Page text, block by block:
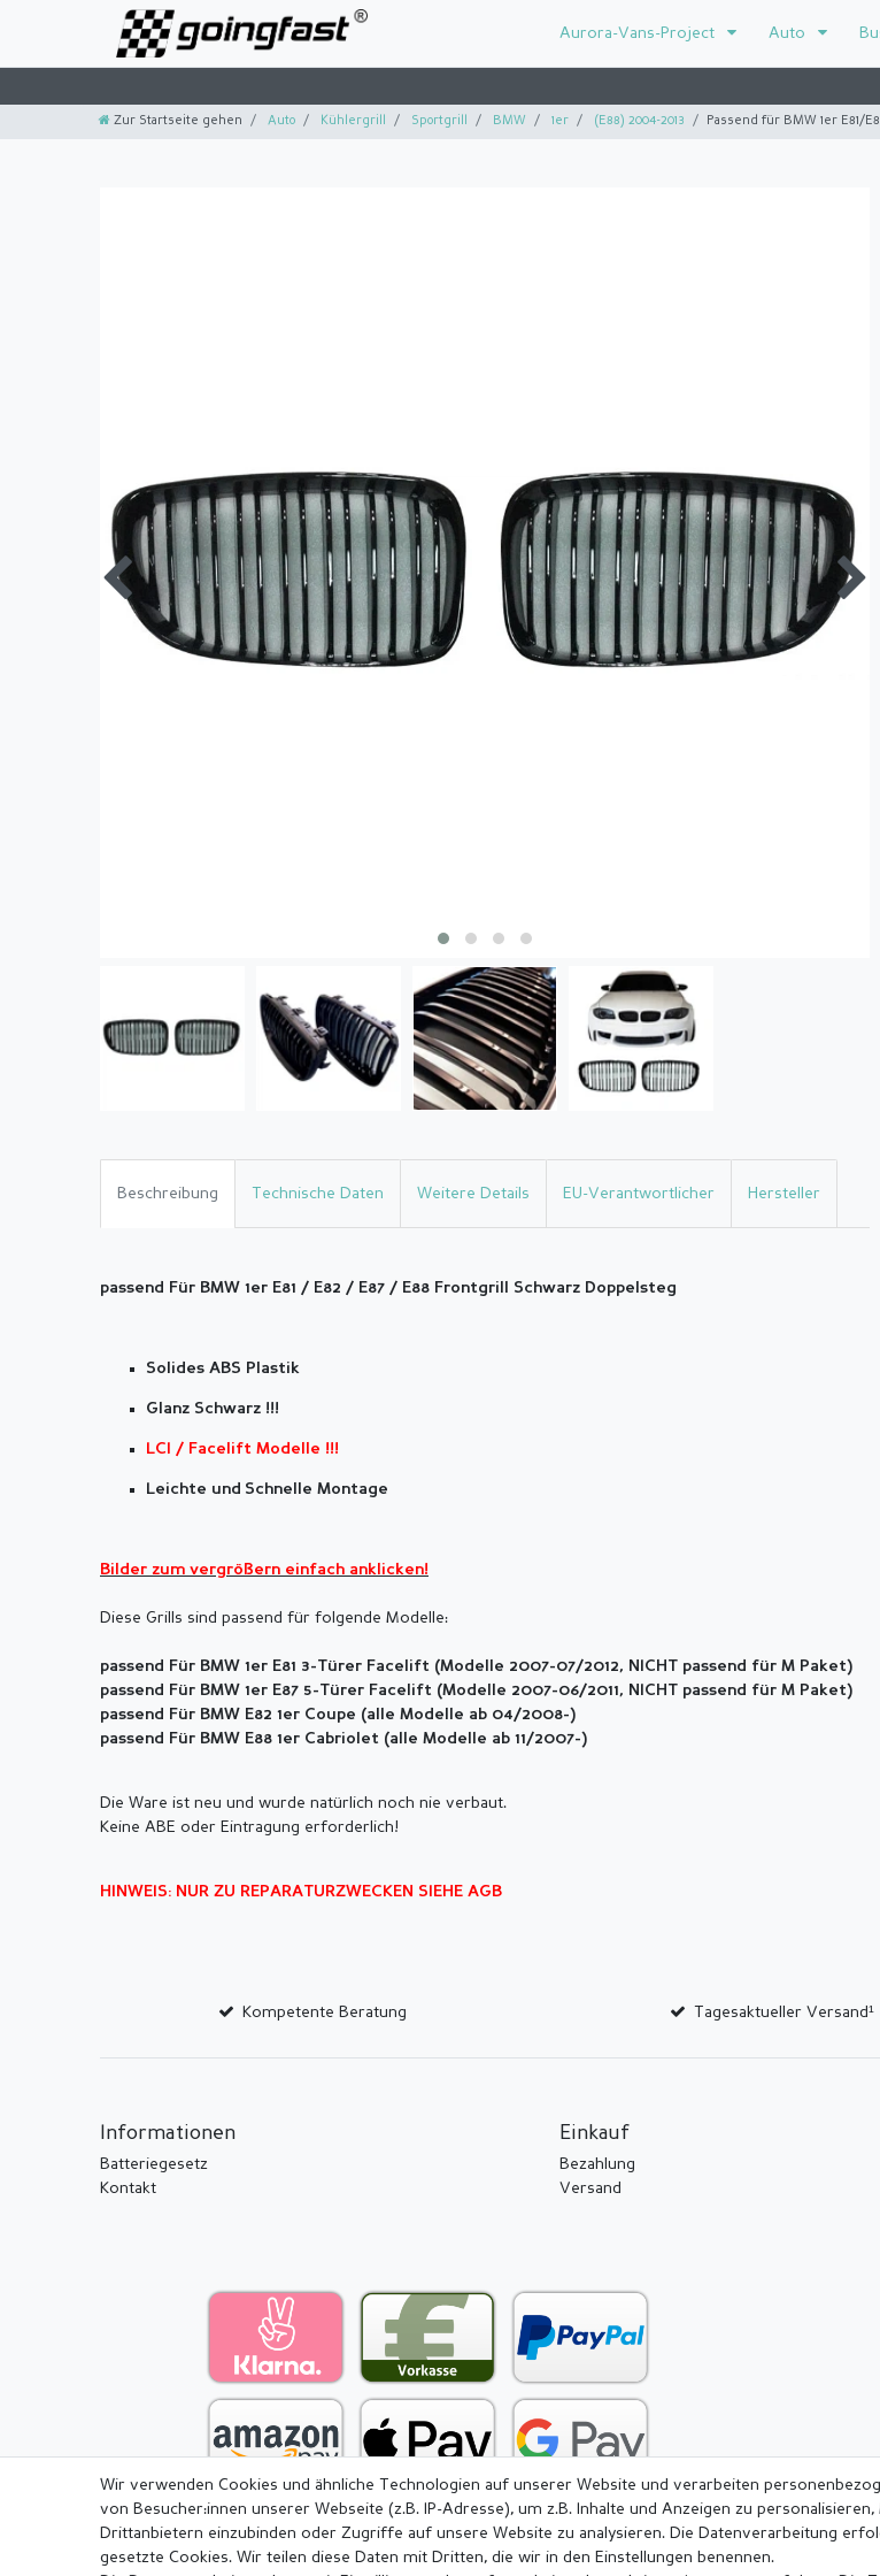
Aurora-Vans-Project Auto
Zur Startseite gehen Auto Kühlergrill Sportgrill BMW 1er (E88) 2004-2013 Passend für BMW 1er E81/
Beschreibung Technische Daten Weitere Details EU-Verantwortlicher Hersteller
passend Für BMW 1er E81 / E82 / E87 / E88 Frontgrill Schwarz Doppelsteg
Solides ABS Plastik
Glanz Schwarz !!!
LCI / Facelift Modelle !!!
Leichte und Schnelle Montage
Bilder zum vergrößern einfach anklicken!
Diese Grills sind passend für folgende Modelle:
passend Für BMW 1er E81 3-Türer Facelift (Modelle 2007-07/2012, NICHT passend für M Paket)
passend Für BMW 1er E87 5-Türer Facelift (Modelle 2007-06/2011, NICHT passend für M Paket)
passend Für BMW E82 1er Coupe (alle Modelle ab 04/2008-)
passend Für BMW E88 1er Cabriolet (alle Modelle ab 11/2007-)
Die Ware ist neu und wurde natürlich noch nie verbaut.
Keine ABE oder Eintragung erforderlich!
HINWEIS: NUR ZU REPARATURZWECKEN SIEHE AGB
Kompetente Beratung Tagesaktueller Versand¹
Informationen
Batteriegesetz
Kontakt
Einkauf
Bezahlung
Versand
Wir verwenden Cookies und ähnliche Technologien auf unserer Website und verarbeiten
von Besucher:innen unserer Webseite (z.B. IP-Adresse), um z.B. Inhalte und Anzeigen zu personalisieren,
Drittanbietern einzubinden oder Zugriffe auf unsere Website zu analysieren. Die Datenverarbeitung
gesetzte Cookies. Wir teilen diese Daten mit Dritten, die wir in den Einstellungen benennen.